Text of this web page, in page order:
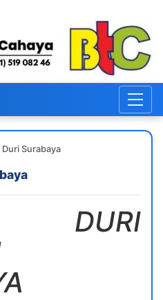
Surabaya
DURI